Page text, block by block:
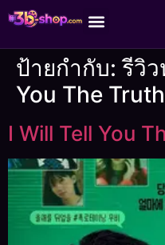
ป้ายกำกับ:รีวิ
You The
I Will Tell You